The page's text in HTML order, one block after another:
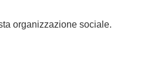
organizzazione sociale.